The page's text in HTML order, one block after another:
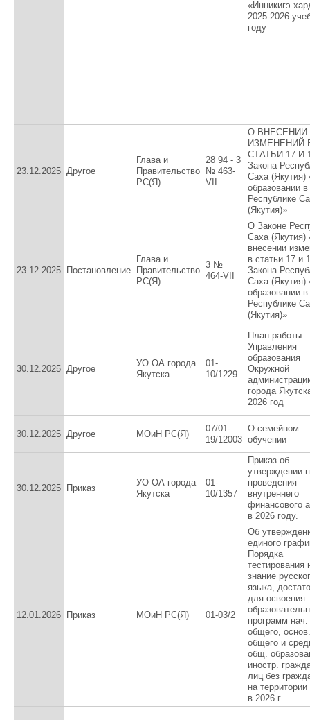
«Инникигэ
2025-2026
году
23.12.2025 Другое
Глава и
Правительство
РС(Я)
28 94 - 3
№ 463-
VII
О ВНЕСЕНИИ
ИЗМЕНЕНИЙ
СТАТЬИ 17 И
Закона
Саха (Якутия)
образовании в
Республике
(Якутия)»
23.12.2025 Постановление
Глава и
Правительство
РС(Я)
3 №
464-VII
О Законе
Саха (Якутия)
внесении
в статьи 17 и
Закона
Саха (Якутия)
образовании в
Республике
(Якутия)»
30.12.2025 Другое
УО ОА города
Якутска
01-
10/1229
План работы
Управления
образования
Окружной
города
2026 год
30.12.2025 Другое МОиН РС(Я)
07/01-
19/12003
О семейном
обучении
30.12.2025 Приказ
УО ОА города
Якутска
01-
10/1357
Приказ об
утверждении
проведения
внутреннего
финансового
в 2026 году.
12.01.2026 Приказ МОиН РС(Я) 01-03/2
Об
единого
Порядка
тестирования
знание
языка,
для освоения
программ нач.
общего, основ.
общего и
общ.
иностр.
лиц без
на
в 2026 г.